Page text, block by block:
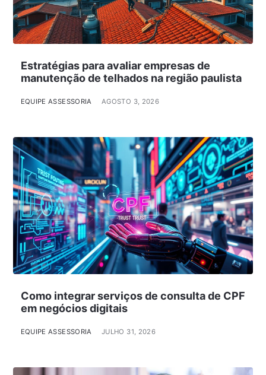
Estratégias para avaliar empresas de
manutenção de telhados na região paulista
EQUIPE ASSESSORIA AGOSTO 3, 2026
Como integrar serviços de consulta de CPF
em negócios digitais
EQUIPE ASSESSORIA JULHO 31, 2026